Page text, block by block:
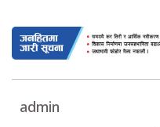
admin